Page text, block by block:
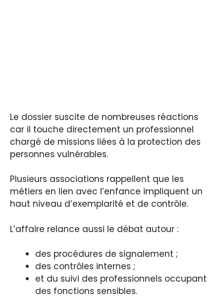
Le dossier suscite de nombreuses réactions
car il touche directement un professionnel
chargé de missions liées à la protection des
personnes vulnérables.
Plusieurs associations rappellent que les
métiers en lien avec l’enfance impliquent un
haut niveau d’exemplarité et de contrôle.
L’affaire relance aussi le débat autour :
des procédures de signalement ;
des contrôles internes ;
et du suivi des professionnels occupant
des fonctions sensibles.